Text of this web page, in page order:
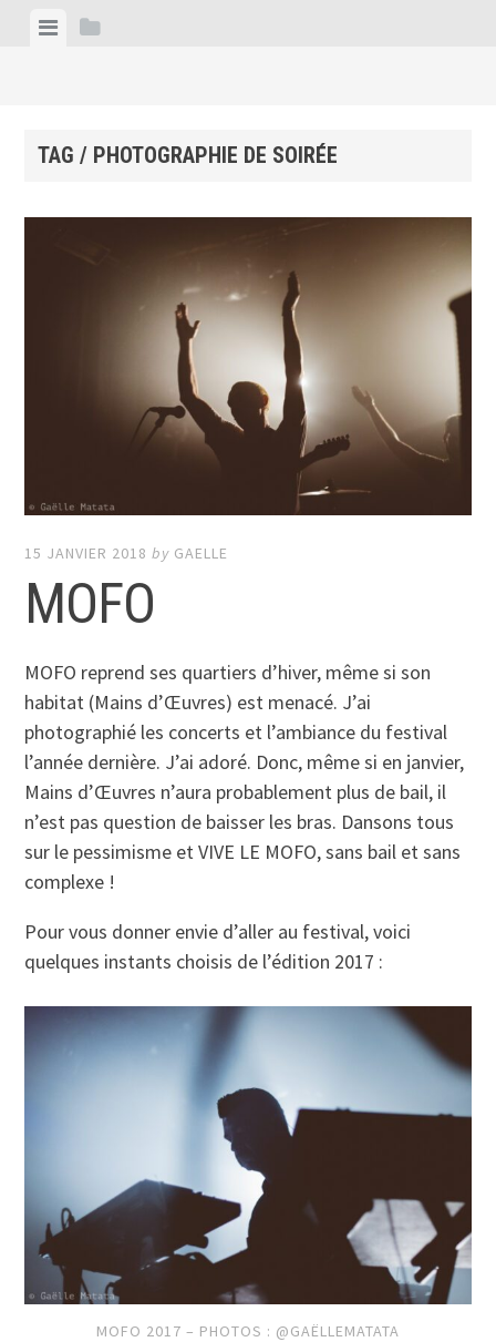
ViewView
TAG / PHOTOGRAPHIE DE SOIRÉE
15 JANVIER 2018 by GAELLE
MOFO
MOFO reprend ses quartiers d’hiver, même si son
habitat (Mains d’Œuvres) est menacé. J’ai
photographié les concerts et l’ambiance du festival
l’année dernière. J’ai adoré. Donc, même si en janvier,
Mains d’Œuvres n’aura probablement plus de bail, il
n’est pas question de baisser les bras. Dansons tous
sur le pessimisme et VIVE LE MOFO, sans bail et sans
complexe !
Pour vous donner envie d’aller au festival, voici
quelques instants choisis de l’édition 2017 :
MOFO 2017 – PHOTOS : @GAËLLEMATATA